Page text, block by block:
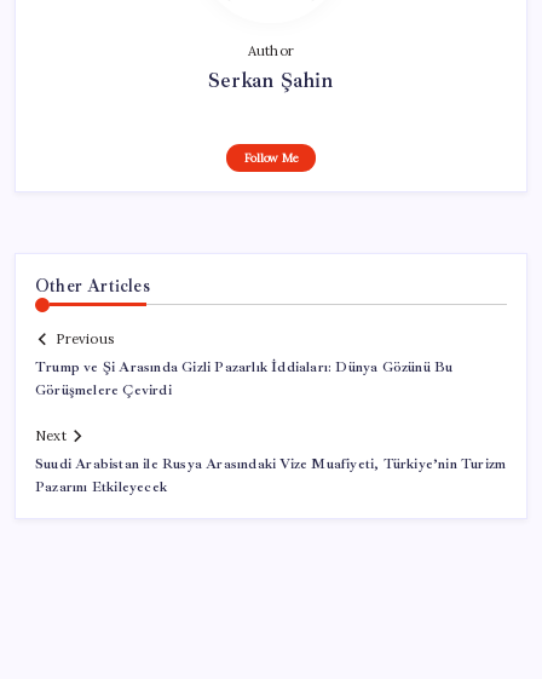
Author
Serkan Şahin
Follow Me
Other Articles
Previous
Trump ve Şi Arasında Gizli Pazarlık İddiaları: Dünya Gözünü Bu
Görüşmelere Çevirdi
Next
Suudi Arabistan ile Rusya Arasındaki Vize Muafiyeti, Türkiye’nin Turizm
Pazarını Etkileyecek